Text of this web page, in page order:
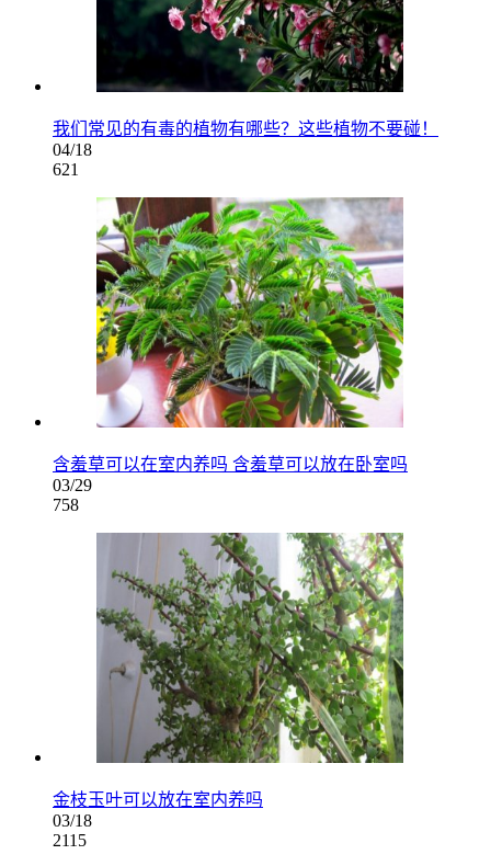
我们常见的有毒的植物有哪些？这些植物不要碰！
04/18
621
含羞草可以在室内养吗 含羞草可以放在卧室吗
03/29
758
金枝玉叶可以放在室内养吗
03/18
2115